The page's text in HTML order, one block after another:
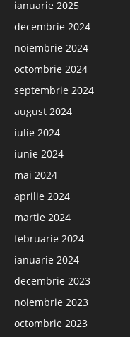
ianuarie 2025
decembrie 2024
noiembrie 2024
octombrie 2024
septembrie 2024
august 2024
iulie 2024
iunie 2024
mai 2024
aprilie 2024
martie 2024
februarie 2024
ianuarie 2024
decembrie 2023
noiembrie 2023
octombrie 2023